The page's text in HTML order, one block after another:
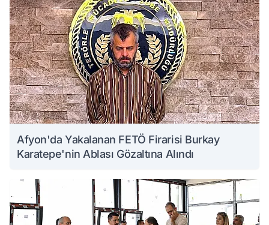
Afyon'da Yakalanan FETÖ Firarisi Burkay
Karatepe'nin Ablası Gözaltına Alındı